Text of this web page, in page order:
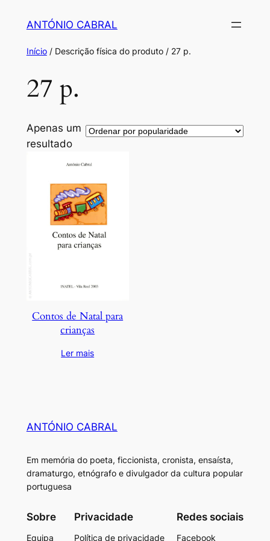
conteúdo
ANTÓNIO CABRAL
Início/ Descrição física do produto / 27 p.
27 p.
Apenas um
resultado
Contos de Natal para
crianças
Ler mais
ANTÓNIO CABRAL
Em memória do poeta, ficcionista, cronista, ensaísta,
dramaturgo, etnógrafo e divulgador da cultura popular
portuguesa
Sobre
Equipa
Privacidade
Política de privacidade
Redes sociais
Facebook